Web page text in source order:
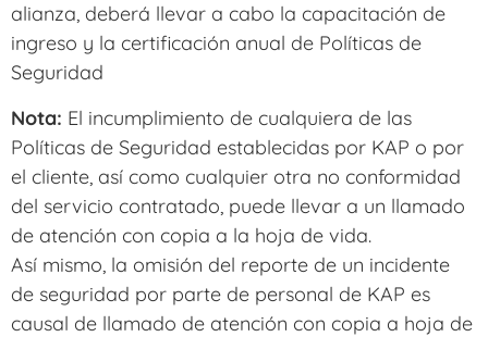
alianza, deberá llevar a cabo la capacitación de
ingreso y la certificación anual de Políticas de
Seguridad
Nota: El incumplimiento de cualquiera de las
Políticas de Seguridad establecidas por KAP o por
el cliente, así como cualquier otra no conformidad
del servicio contratado, puede llevar a un llamado
de atención con copia a la hoja de vida.
Así mismo, la omisión del reporte de un incidente
de seguridad por parte de personal de KAP es
causal de llamado de atención con copia a hoja de